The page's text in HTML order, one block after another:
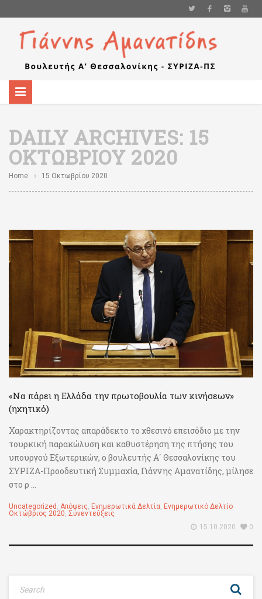
DAILY ARCHIVES: 15
ΟΚΤΩΒΡΊΟΥ 2020
Home 15 Οκτωβρίου 2020
«Να πάρει η Ελλάδα την πρωτοβουλία των κινήσεων»
(ηχητικό)
Χαρακτηρίζοντας απαράδεκτο το χθεσινό επεισόδιο με την
τουρκική παρακώλυση και καθυστέρηση της πτήσης του
υπουργού Εξωτερικών, ο βουλευτής Α΄ Θεσσαλονίκης του
ΣΥΡΙΖΑ-Προοδευτική Συμμαχία, Γιάννης Αμανατίδης, μίλησε
στο ρ ...
Uncategorized , Απόψεις, Ενημερωτικά Δελτία, Ενημερωτικό Δελτίο
Οκτώβριος 2020, Συνεντεύξεις
15.10.2020
0